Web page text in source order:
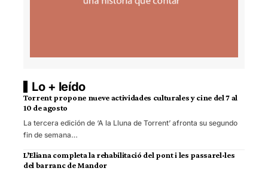
Lo + leído
Torrent propone nueve actividades culturales y cine del 7 al
10 de agosto
La tercera edición de ‘A la Lluna de Torrent’ afronta su segundo
fin de semana…
L’Eliana completa la rehabilitació del pont i les passarel·les
del barranc de Mandor